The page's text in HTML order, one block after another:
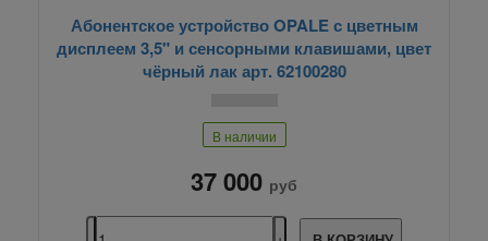
Абонентское устройство OPALE с цветным
дисплеем 3,5" и сенсорными клавишами, цвет
чёрный лак арт. 62100280
В наличии
37 000 руб